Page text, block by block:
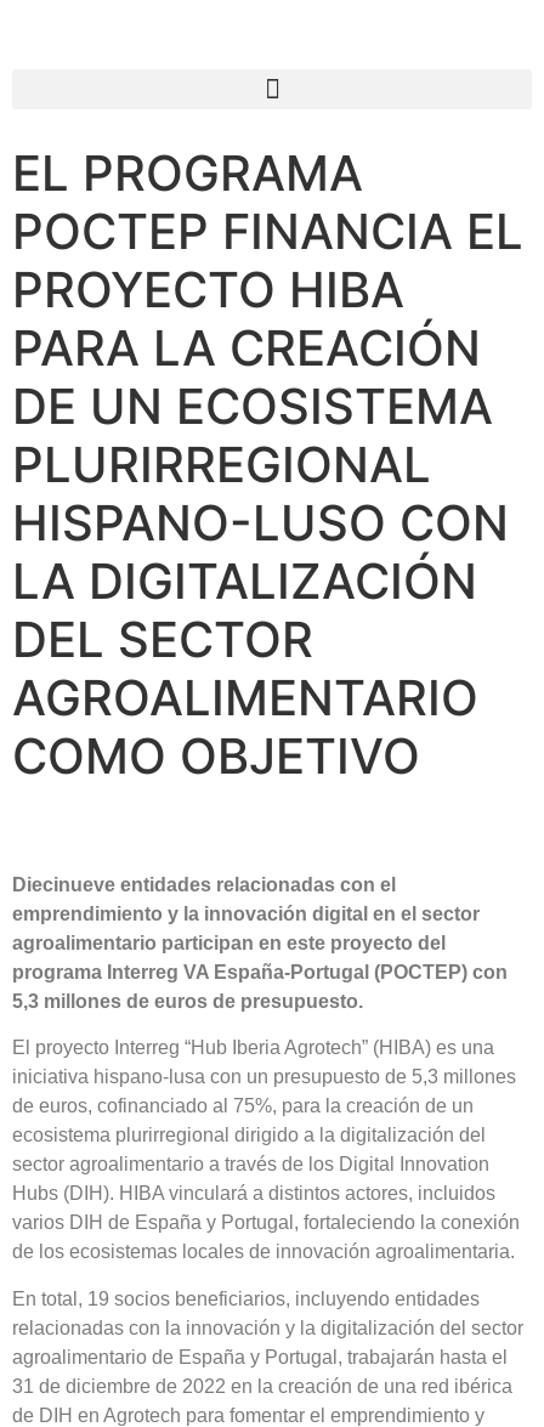
EL PROGRAMA
POCTEP FINANCIA EL
PROYECTO HIBA
PARA LA CREACIÓN
DE UN ECOSISTEMA
PLURIRREGIONAL
HISPANO-LUSO CON
LA DIGITALIZACIÓN
DEL SECTOR
AGROALIMENTARIO
COMO OBJETIVO
Diecinueve entidades relacionadas con el
emprendimiento y la innovación digital en el sector
agroalimentario participan en este proyecto del
programa Interreg VA España-Portugal (POCTEP) con
5,3 millones de euros de presupuesto.
El proyecto Interreg “Hub Iberia Agrotech” (HIBA) es una
iniciativa hispano-lusa con un presupuesto de 5,3 millones
de euros, cofinanciado al 75%, para la creación de un
ecosistema plurirregional dirigido a la digitalización del
sector agroalimentario a través de los Digital Innovation
Hubs (DIH). HIBA vinculará a distintos actores, incluidos
varios DIH de España y Portugal, fortaleciendo la conexión
de los ecosistemas locales de innovación agroalimentaria.
En total, 19 socios beneficiarios, incluyendo entidades
relacionadas con la innovación y la digitalización del sector
agroalimentario de España y Portugal, trabajarán hasta el
31 de diciembre de 2022 en la creación de una red ibérica
de DIH en Agrotech para fomentar el emprendimiento y